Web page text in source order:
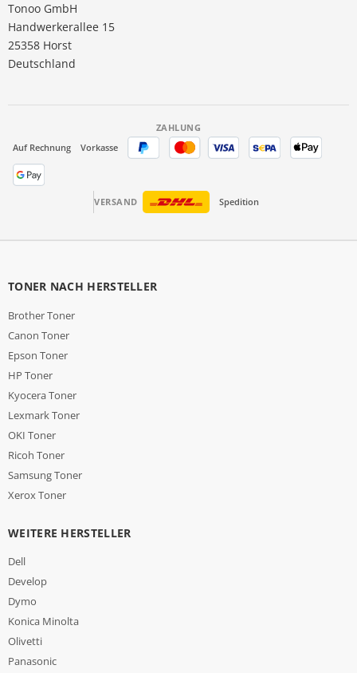
Tonoo GmbH
Handwerkerallee 15
25358 Horst
Deutschland
ZAHLUNG
Auf Rechnung
Vorkasse
VERSAND Spedition
TONER NACH HERSTELLER
Brother Toner
Canon Toner
Epson Toner
HP Toner
Kyocera Toner
Lexmark Toner
OKI Toner
Ricoh Toner
Samsung Toner
Xerox Toner
WEITERE HERSTELLER
Dell
Develop
Dymo
Konica Minolta
Olivetti
Panasonic